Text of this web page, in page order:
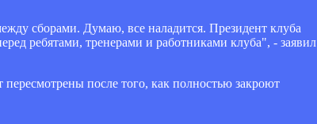
сборами. Думаю, все наладится. Президент клуба
ребятами, тренерами и работниками клуба", - заявил
пересмотрены после того, как полностью закроют